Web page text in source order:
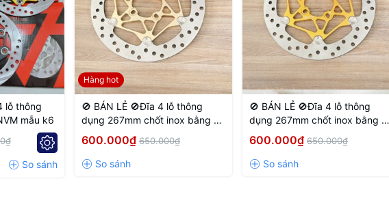
lỗ thông
mẫu k6
Hàng hot
🚫 BÁN LẺ 🚫Đĩa 4 lỗ thông
dụng 267mm chốt inox bằng 4
lỗ màu Vàng nhạt
600.000₫ 650.000₫
🚫 BÁN LẺ 🚫Đĩa 4 lỗ thông
dụng 267mm chốt inox bằng 4
lỗ màu Vàng đồng
600.000₫ 650.000₫